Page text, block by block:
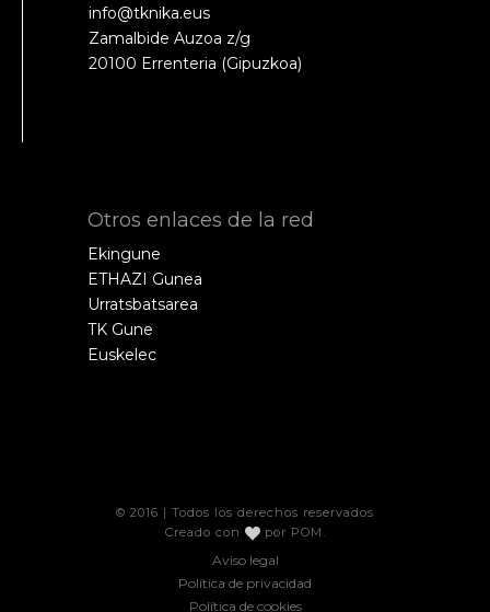
info@tknika.eus
Zamalbide Auzoa z/g
20100 Errenteria (Gipuzkoa)
Otros enlaces de la red
Ekingune
ETHAZI Gunea
Urratsbatsarea
TK Gune
Euskelec
© 2016 | Todos los derechos reservados
Creado con
por POM .
Aviso legal
Política de privacidad
Política de cookies